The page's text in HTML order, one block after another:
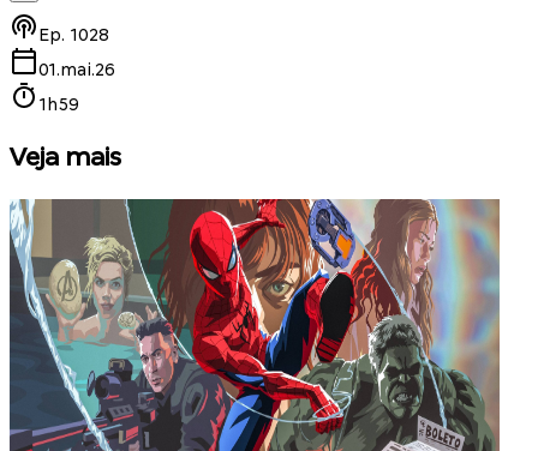
Ep. 1028
01.mai.26
1h59
Veja mais